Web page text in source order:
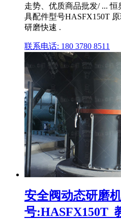
走势、优质商品批发/ ...
具配件型号HASFX150T
研磨快速 .
联系电话: 180 3780 8511
安全阀动态研磨
号:HASFX150T_